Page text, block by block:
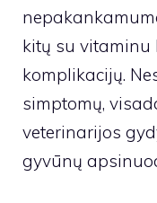
kitų su vitaminu
komplikacijų.
simptomų,
veterinarijos
gyvūnų